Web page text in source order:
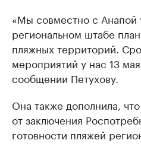
«Мы совместно с Анапой
региональном штабе
пляжных территорий.
мероприятий у нас 13
сообщении Петухову.
Она также дополнила,
от заключения
готовности пляжей